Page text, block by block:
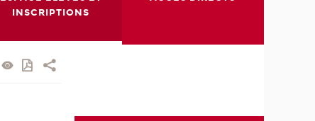
INSCRIPTIONS